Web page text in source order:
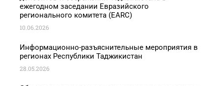
ежегодном заседании Евразийского
регионального комитета (EARC)
10.06.2026
Информационно-разъяснительные мероприятия в
регионах Республики Таджикистан
28.05.2026